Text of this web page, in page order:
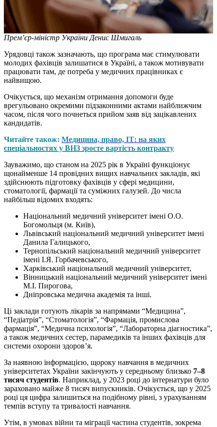
Прем’єр-міністр України Денис Шмигаль
Урядовці також зазначають, що програма має стимулювати
молодих фахівців залишатися в Україні, а також мотивувати
працювати там, де потреба у медичних працівниках є
найвищою.
Очікується, що механізм отримання допомоги буде
врегульовано окремими підзаконними актами найближчим
часом, після чого почнеться прийом заяв від зацікавлених
кандидатів.
Читайте також: Медицина, право, ІТ: на яких
спеціальностях у ВНЗ зросте вартість контракту
Зауважимо, що станом на 2025 рік в Україні функціонує
щонайменше 14 провідних вищих навчальних закладів, які
здійснюють підготовку фахівців у сфері медицини,
стоматології, фармації та суміжних галузей. До числа
найбільш відомих входять:
Національний медичний університет імені О.О.
Богомольця (м. Київ),
Львівський національний медичний університет імені
Данила Галицького,
Тернопільський національний медичний університет
імені І.Я. Горбачевського,
Харківський національний медичний університет,
Вінницький національний медичний університет імені
М.І. Пирогова,
Дніпровська медична академія та інші.
Ці заклади готують лікарів за напрямами “Медицина”,
“Педіатрія”, “Стоматологія”, “Фармація, промислова
фармація”, “Медична психологія”, “Лабораторна діагностика”,
а також медичних сестер, парамедиків та інших фахівців для
системи охорони здоров’я.
За наявною інформацією, щороку навчання в медичних
університетах України закінчують у середньому близько 7–8
тисяч студентів. Наприклад, у 2023 році до інтернатури було
зараховано майже 8 тисяч випускників. Очікується, що у 2025
році ця цифра залишиться на подібному рівні, з урахуванням
темпів вступу та тривалості навчання.
Утім, в умовах війни та міграції частина студентів, зокрема